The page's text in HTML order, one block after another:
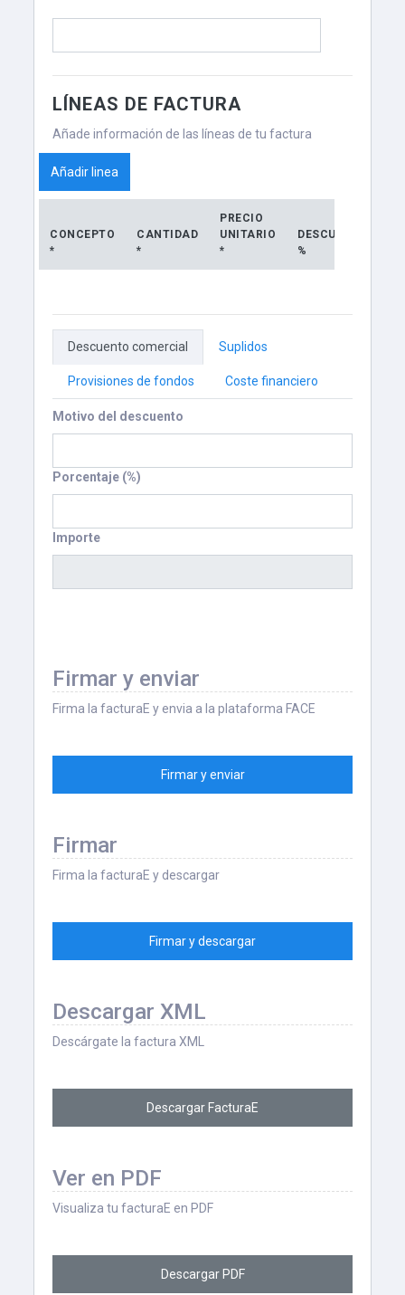
LÍNEAS DE FACTURA
Añade información de las líneas de tu factura
Añadir linea
CONCEPTO
*
CANTIDAD
*
PRECIO
UNITARIO
*
DESCUENTO
%
Descuento comercial Suplidos
Provisiones de fondos Coste financiero
Motivo del descuento
Porcentaje (%)
Importe
Firmar y enviar
Firma la facturaE y envia a la plataforma FACE
Firmar y enviar
Firmar
Firma la facturaE y descargar
Firmar y descargar
Descargar XML
Descárgate la factura XML
Descargar FacturaE
Ver en PDF
Visualiza tu facturaE en PDF
Descargar PDF